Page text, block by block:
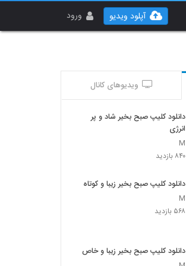
ورود آپلود ویدیو
ویدیوهای کانال
دانلود کلیپ صبح بخیر شاد و پر
انرژی
M
۸۴۰ بازدید
دانلود کلیپ صبح بخیر زیبا و کوتاه
M
۵۶۸ بازدید
دانلود کلیپ صبح بخیر زیبا و خاص